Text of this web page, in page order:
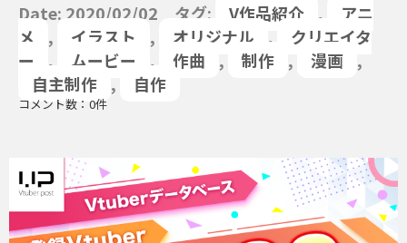
Date: 2020/02/02 タグ: V作品紹介 ,
アニ
メ
, イラスト , オリジナル ,
クリエイタ
ー
, ムービー , 作曲 , 制作 , 漫画
,
自主制作
, 自作
コメント数：0件